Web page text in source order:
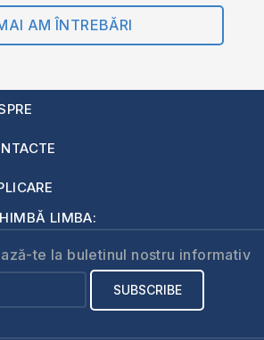
AM ÎNTREBĂRI
LIMBA:
te la buletinul nostru informativ